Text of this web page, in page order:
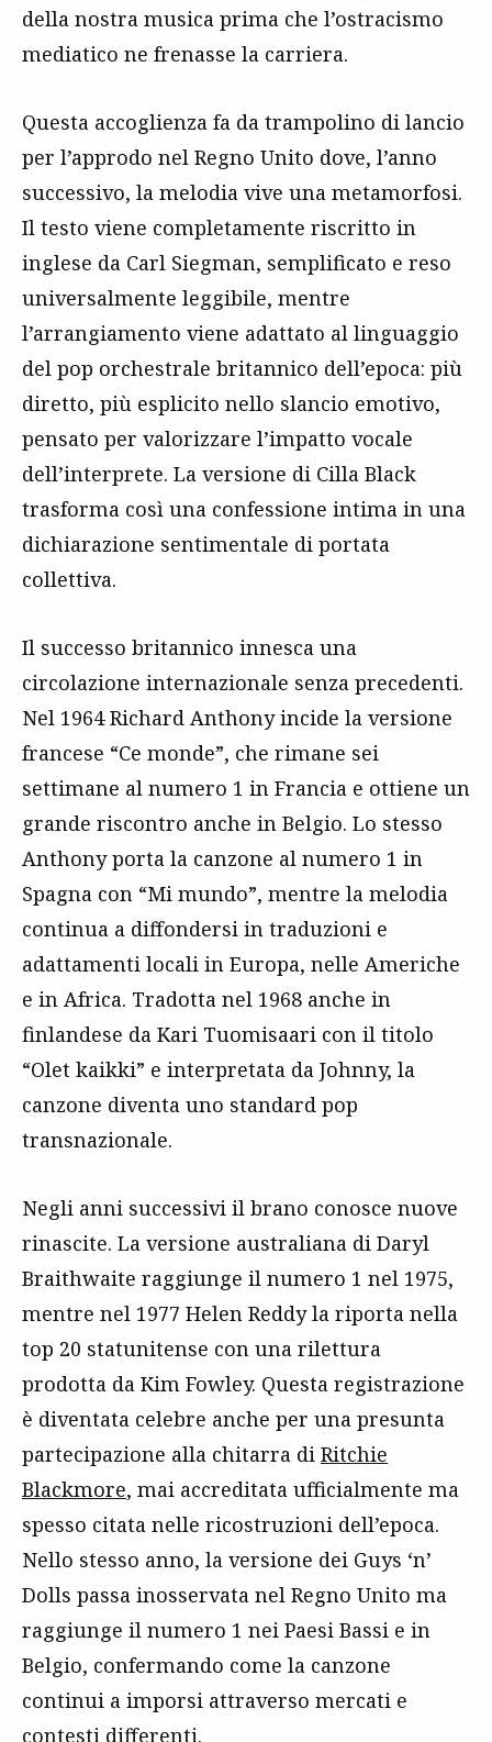
della nostra musica prima che l’ostracismo
mediatico ne frenasse la carriera.
Questa accoglienza fa da trampolino di lancio
per l’approdo nel Regno Unito dove, l’anno
successivo, la melodia vive una metamorfosi.
Il testo viene completamente riscritto in
inglese da Carl Siegman, semplificato e reso
universalmente leggibile, mentre
l’arrangiamento viene adattato al linguaggio
del pop orchestrale britannico dell’epoca: più
diretto, più esplicito nello slancio emotivo,
pensato per valorizzare l’impatto vocale
dell’interprete. La versione di Cilla Black
trasforma così una confessione intima in una
dichiarazione sentimentale di portata
collettiva.
Il successo britannico innesca una
circolazione internazionale senza precedenti.
Nel 1964 Richard Anthony incide la versione
francese “Ce monde”, che rimane sei
settimane al numero 1 in Francia e ottiene un
grande riscontro anche in Belgio. Lo stesso
Anthony porta la canzone al numero 1 in
Spagna con “Mi mundo”, mentre la melodia
continua a diffondersi in traduzioni e
adattamenti locali in Europa, nelle Americhe
e in Africa. Tradotta nel 1968 anche in
finlandese da Kari Tuomisaari con il titolo
“Olet kaikki” e interpretata da Johnny, la
canzone diventa uno standard pop
transnazionale.
Negli anni successivi il brano conosce nuove
rinascite. La versione australiana di Daryl
Braithwaite raggiunge il numero 1 nel 1975,
mentre nel 1977 Helen Reddy la riporta nella
top 20 statunitense con una rilettura
prodotta da Kim Fowley. Questa registrazione
è diventata celebre anche per una presunta
partecipazione alla chitarra di Ritchie
Blackmore, mai accreditata ufficialmente ma
spesso citata nelle ricostruzioni dell’epoca.
Nello stesso anno, la versione dei Guys ‘n’
Dolls passa inosservata nel Regno Unito ma
raggiunge il numero 1 nei Paesi Bassi e in
Belgio, confermando come la canzone
continui a imporsi attraverso mercati e
contesti differenti.